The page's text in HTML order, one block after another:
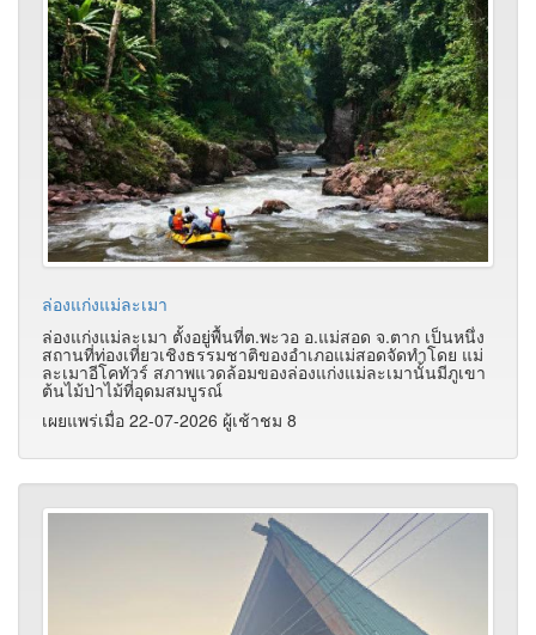
ล่องแก่งแม่ละเมา
ล่องแก่งแม่ละเมา ตั้งอยู่พื้นที่ต.พะวอ อ.แม่สอด จ.ตาก เป็นหนึ่ง
สถานที่ท่องเที่ยวเชิงธรรมชาติของอำเภอแม่สอดจัดทำโดย แม่
ละเมาอีโคทัวร์ สภาพแวดล้อมของล่องแก่งแม่ละเมานั้นมีภูเขา
ต้นไม้ป่าไม้ที่อุดมสมบูรณ์
เผยแพร่เมื่อ 22-07-2026 ผู้เช้าชม 8